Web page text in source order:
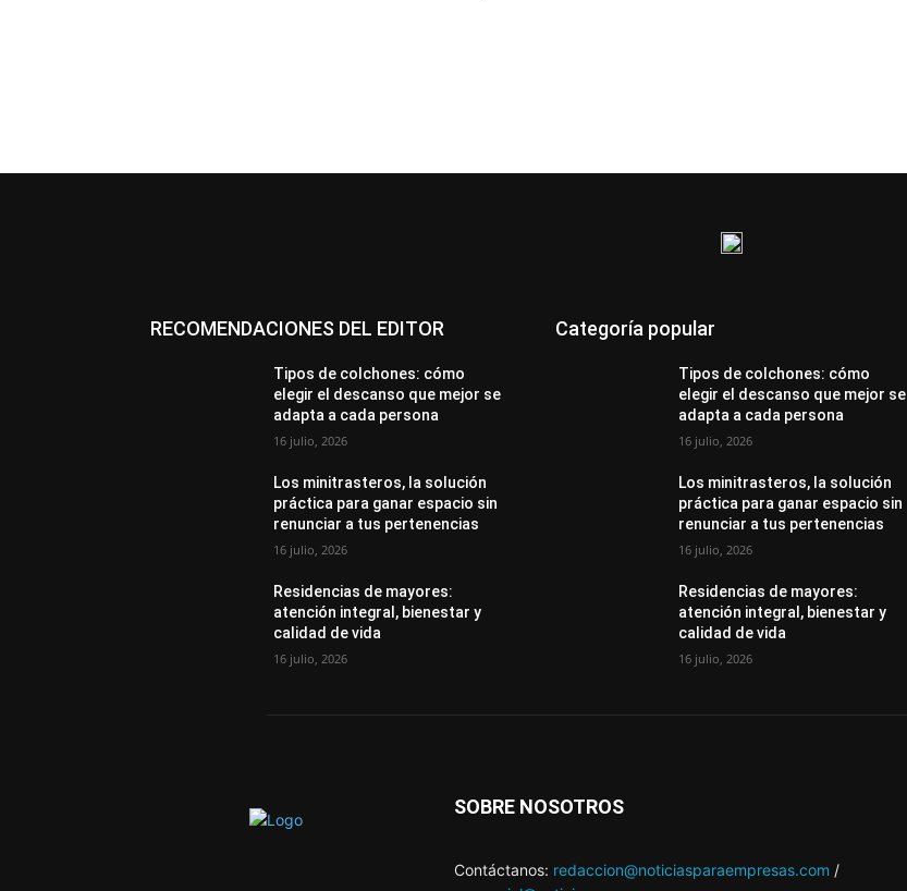
RECOMENDACIONES DEL EDITOR
Tipos de colchones: cómo
elegir el descanso que mejor se
adapta a cada persona
16 julio, 2026
Los minitrasteros, la solución
práctica para ganar espacio sin
renunciar a tus pertenencias
16 julio, 2026
Residencias de mayores:
atención integral, bienestar y
calidad de vida
16 julio, 2026
Categoría popular
Tipos de colchones: cómo
elegir el descanso que mejor se
adapta a cada persona
16 julio, 2026
Los minitrasteros, la solución
práctica para ganar espacio sin
renunciar a tus pertenencias
16 julio, 2026
Residencias de mayores:
atención integral, bienestar y
calidad de vida
16 julio, 2026
SOBRE NOSOTROS
Contáctanos: redaccion@noticiasparaempresas.com /